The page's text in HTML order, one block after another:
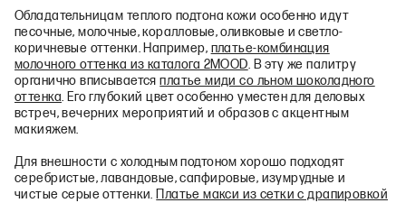
Обладательницам теплого подтона кожи особенно идут
песочные, молочные, коралловые, оливковые и светло-
коричневые оттенки. Например, платье-комбинация
молочного оттенка из каталога 2MOOD. В эту же палитру
органично вписываетсяплатье миди со льном шоколадного
оттенка. Его глубокий цвет особенно уместен для деловых
встреч, вечерних мероприятий и образов с акцентным
макияжем.
Для внешности с холодным подтоном хорошо подходят
серебристые, лавандовые, сапфировые, изумрудные и
чистые серые оттенки.
Платье макси из сетки с драпировкой